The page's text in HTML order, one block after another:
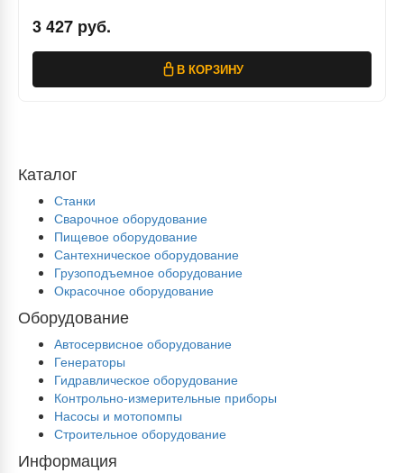
3 427 руб.
В КОРЗИНУ
Каталог
Станки
Сварочное оборудование
Пищевое оборудование
Сантехническое оборудование
Грузоподъемное оборудование
Окрасочное оборудование
Оборудование
Автосервисное оборудование
Генераторы
Гидравлическое оборудование
Контрольно-измерительные приборы
Насосы и мотопомпы
Строительное оборудование
Информация